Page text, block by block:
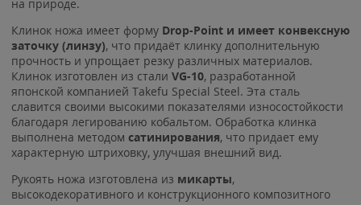
на природе.
Клинок ножа имеет форму Drop-Point и имеет конвексную
заточку (линзу), что придаёт клинку дополнительную
прочность и упрощает резку различных материалов.
Клинок изготовлен из стали VG-10, разработанной
японской компанией Takefu Special Steel. Эта сталь
славится своими высокими показателями износостойкости
благодаря легированию кобальтом. Обработка клинка
выполнена методом сатинирования, что придает ему
характерную штриховку, улучшая внешний вид.
Рукоять ножа изготовлена из микарты,
высокодекоративного и конструкционного композитного